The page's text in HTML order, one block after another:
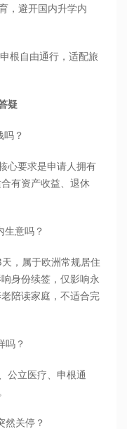
，避开国内升学内
根自由通行，适配旅
疑
吗？
心要求是申请人拥有
有资产收益、退休
生意吗？
，属于欧洲常规居住
身份续签，仅影响永
陪读家庭，不适合完
吗？
公立医疗、申根通
然关停？